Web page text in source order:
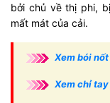
bởi chủ về thị phi,
mất mát của cải.
Xem bói
Xem chỉ tay